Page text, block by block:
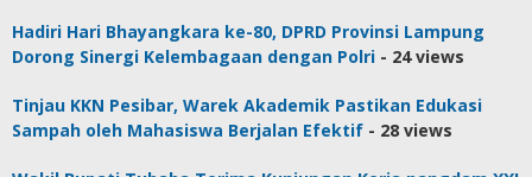
Hadiri Hari Bhayangkara ke-80, DPRD Provinsi Lampung
Dorong Sinergi Kelembagaan dengan Polri - 24 views
Tinjau KKN Pesibar, Warek Akademik Pastikan Edukasi
Sampah oleh Mahasiswa Berjalan Efektif - 28 views